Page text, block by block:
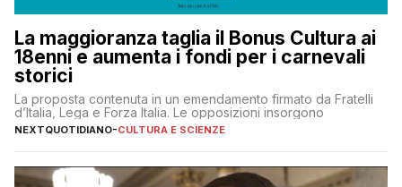
La maggioranza taglia il Bonus Cultura ai
18enni e aumenta i fondi per i carnevali
storici
La proposta contenuta in un emendamento firmato da Fratelli
d’Italia, Lega e Forza Italia. Le opposizioni insorgono
NEXTQUOTIDIANO-CULTURA E SCIENZE